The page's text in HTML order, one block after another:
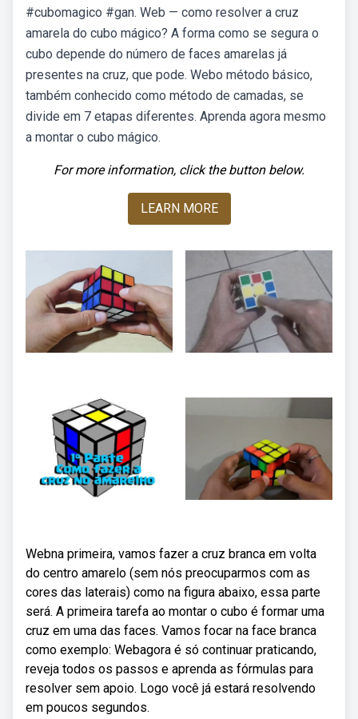
#cubomagico #gan. Web — como resolver a cruz
amarela do cubo mágico? A forma como se segura o
cubo depende do número de faces amarelas já
presentes na cruz, que pode. Webo método básico,
também conhecido como método de camadas, se
divide em 7 etapas diferentes. Aprenda agora mesmo
a montar o cubo mágico.
For more information, click the button below.
LEARN MORE
Webna primeira, vamos fazer a cruz branca em volta
do centro amarelo (sem nós preocuparmos com as
cores das laterais) como na figura abaixo, essa parte
será. A primeira tarefa ao montar o cubo é formar uma
cruz em uma das faces. Vamos focar na face branca
como exemplo: Webagora é só continuar praticando,
reveja todos os passos e aprenda as fórmulas para
resolver sem apoio. Logo você já estará resolvendo
em poucos segundos.